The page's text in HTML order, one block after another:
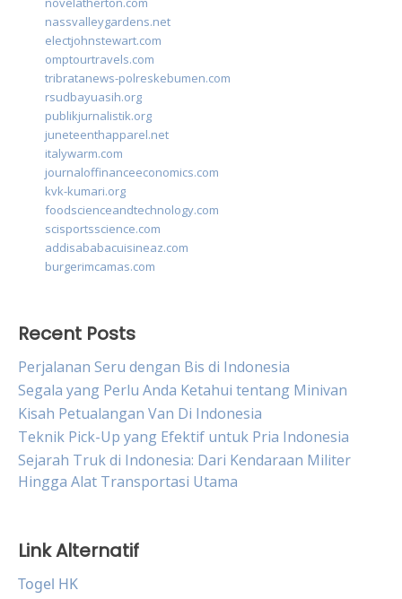
nassvalleygardens.net
electjohnstewart.com
omptourtravels.com
tribratanews-polreskebumen.com
rsudbayuasih.org
publikjurnalistik.org
juneteenthapparel.net
italywarm.com
journaloffinanceeconomics.com
kvk-kumari.org
foodscienceandtechnology.com
scisportsscience.com
addisababacuisineaz.com
burgerimcamas.com
Recent Posts
Perjalanan Seru dengan Bis di Indonesia
Segala yang Perlu Anda Ketahui tentang Minivan
Kisah Petualangan Van Di Indonesia
Teknik Pick-Up yang Efektif untuk Pria Indonesia
Sejarah Truk di Indonesia: Dari Kendaraan Militer
Hingga Alat Transportasi Utama
Link Alternatif
Togel HK